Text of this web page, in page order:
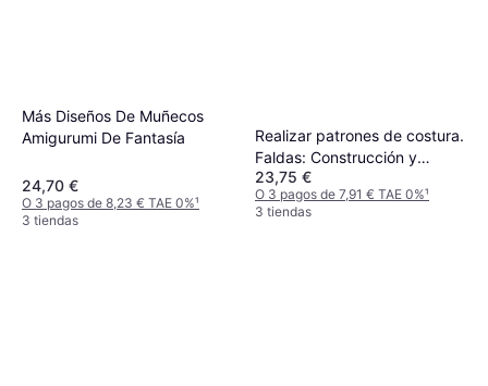
Más Diseños De Muñecos
Amigurumi De Fantasía
24,70 €
O 3 pagos de 8,23 € TAE 0%¹
3 tiendas
Realizar patrones de costura.
Faldas: Construcción y
transformación
23,75 €
O 3 pagos de 7,91 € TAE 0%¹
3 tiendas